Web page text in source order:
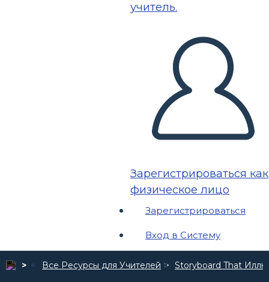
учитель.
Зарегистрироваться как
физическое лицо
Зарегистрироваться
Вход в Систему
Все Ресурсы для Учителей Storyboard That